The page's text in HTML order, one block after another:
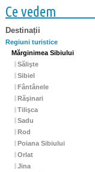
Ce vedem
Destinații
Regiuni turistice
Mărginimea Sibiului
Sălişte
Sibiel
Fântânele
Răşinari
Tilişca
Sadu
Rod
Poiana Sibiului
Orlat
Jina